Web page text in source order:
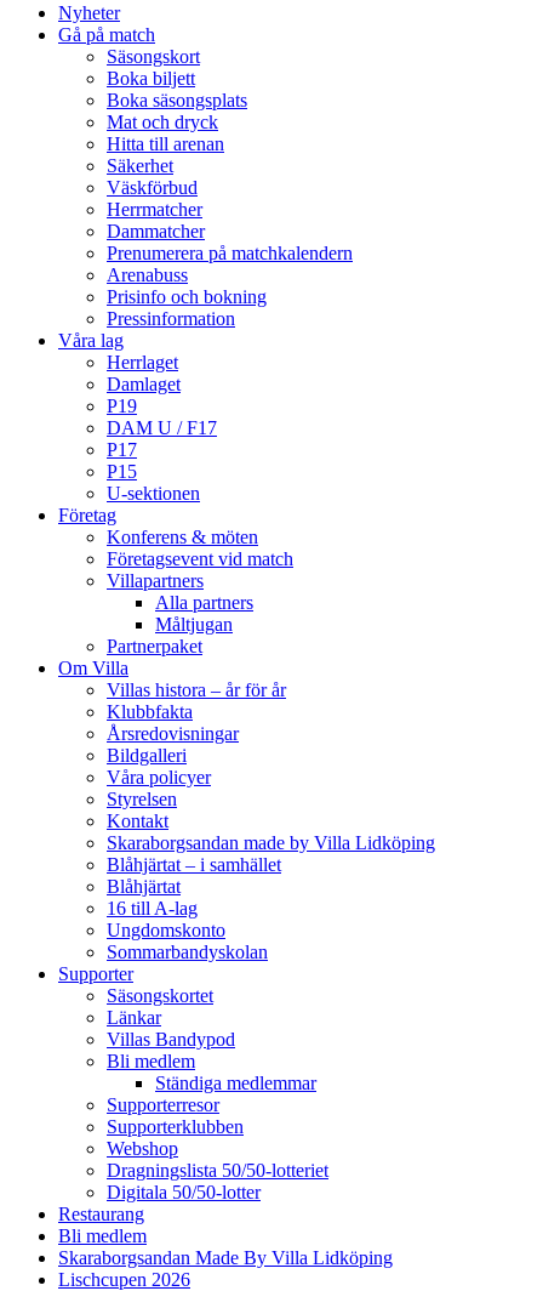
Nyheter
Gå på match
Säsongskort
Boka biljett
Boka säsongsplats
Mat och dryck
Hitta till arenan
Säkerhet
Väskförbud
Herrmatcher
Dammatcher
Prenumerera på matchkalendern
Arenabuss
Prisinfo och bokning
Pressinformation
Våra lag
Herrlaget
Damlaget
P19
DAM U / F17
P17
P15
U-sektionen
Företag
Konferens & möten
Företagsevent vid match
Villapartners
Alla partners
Måltjugan
Partnerpaket
Om Villa
Villas histora – år för år
Klubbfakta
Årsredovisningar
Bildgalleri
Våra policyer
Styrelsen
Kontakt
Skaraborgsandan made by Villa Lidköping
Blåhjärtat – i samhället
Blåhjärtat
16 till A-lag
Ungdomskonto
Sommarbandyskolan
Supporter
Säsongskortet
Länkar
Villas Bandypod
Bli medlem
Ständiga medlemmar
Supporterresor
Supporterklubben
Webshop
Dragningslista 50/50-lotteriet
Digitala 50/50-lotter
Restaurang
Bli medlem
Skaraborgsandan Made By Villa Lidköping
Lischcupen 2026